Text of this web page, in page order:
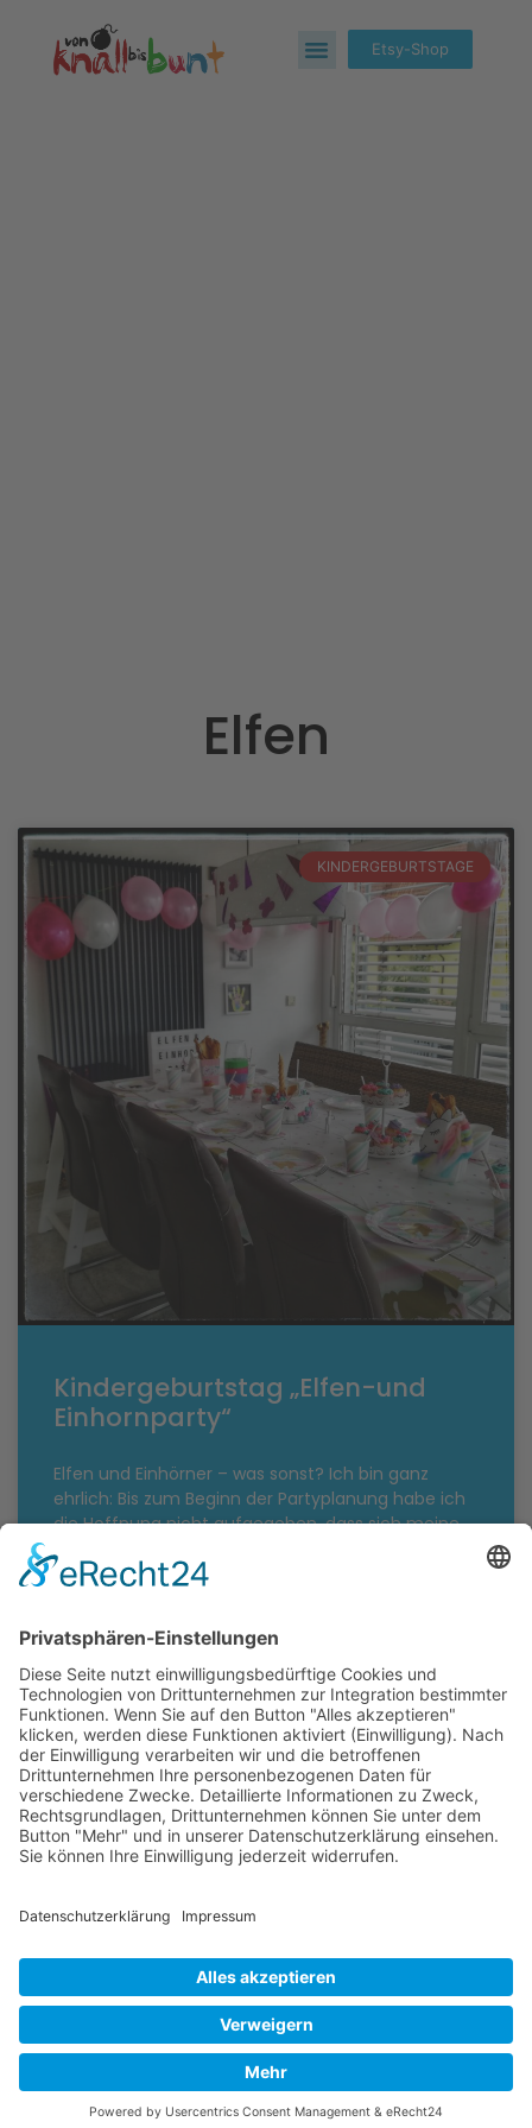
Etsy-Shop
Elfen
KINDERGEBURTSTAGE
Kindergeburtstag „Elfen-und
Einhornparty“
Elfen und Einhörner – was sonst? Ich bin ganz
ehrlich: Bis zum Beginn der Partyplanung habe ich
die Hoffnung nicht aufgegeben, dass sich meine
FOLGE MIR
Instagram
BLOGLOVIN`
DatenschutzImpressum